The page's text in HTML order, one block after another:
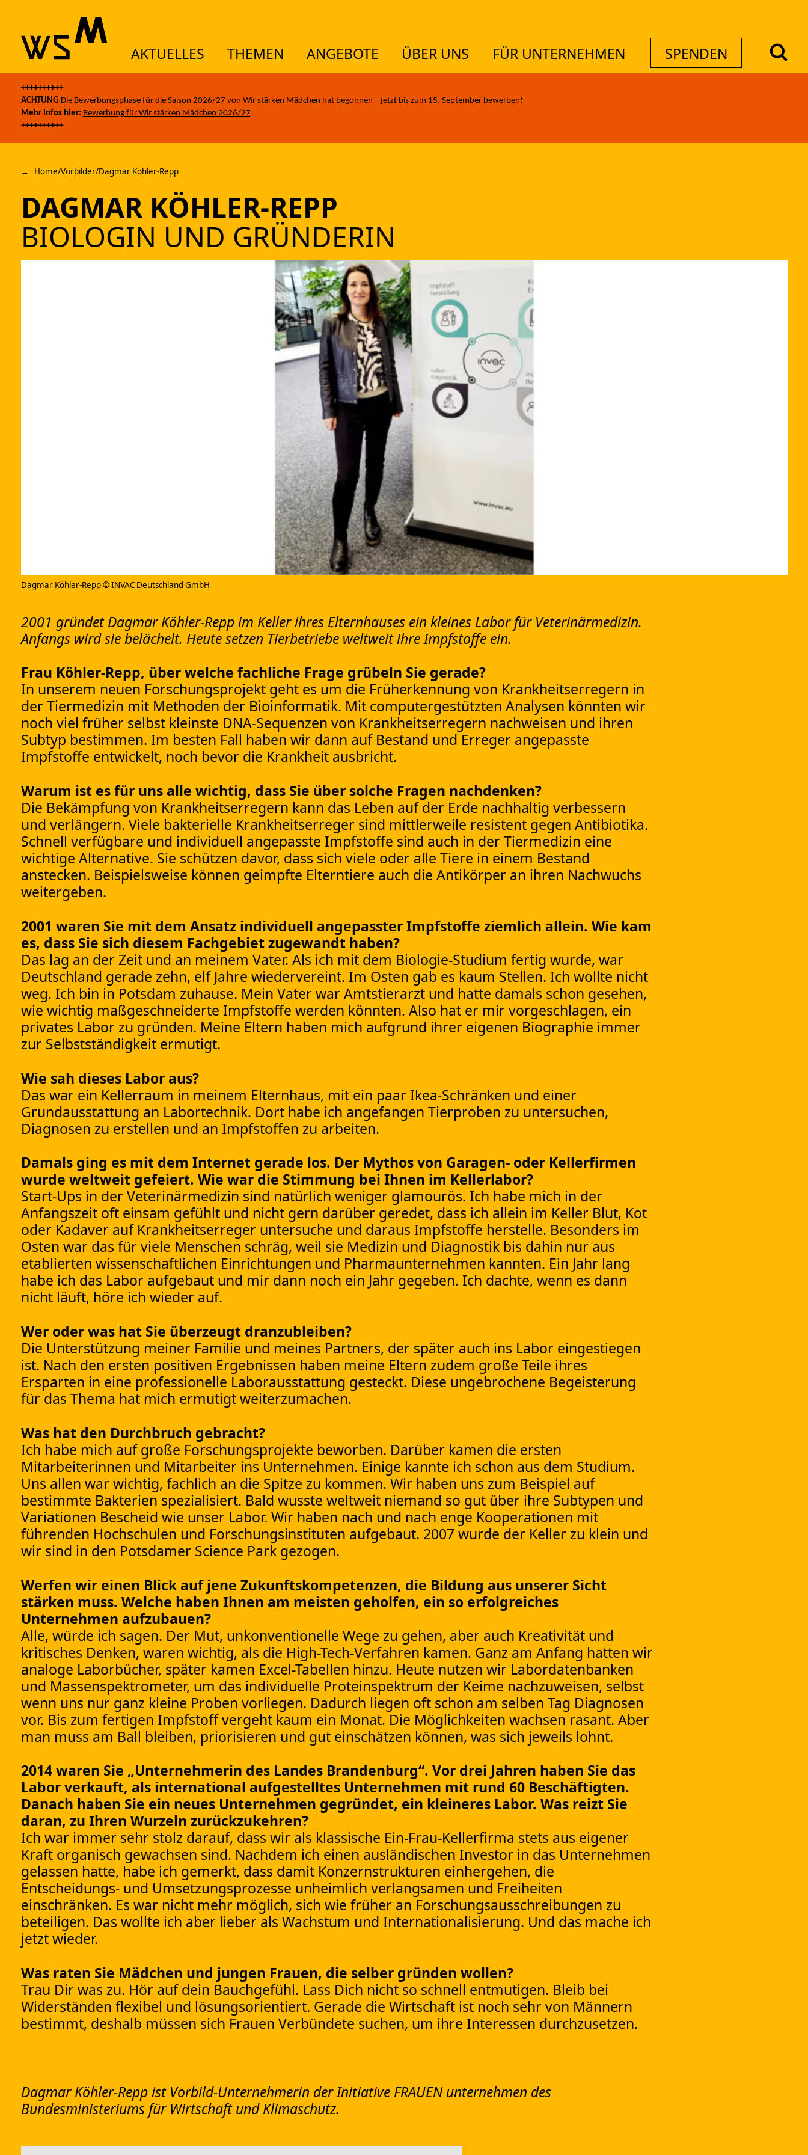
Skip to content
SPENDEN
AKTUELLES THEMEN ANGEBOTE ÜBER UNS FÜR UNTERNEHMEN
++++++++++
ACHTUNG Die Bewerbungsphase für die Saison 2026/27 von Wir stärken Mädchen hat begonnen – jetzt bis zum 15. September bewerben!
Mehr Infos hier: Bewerbung für Wir stärken Mädchen 2026/27
++++++++++
AKTUELLES
ANGEBOTE
ÜBER UNS
FÜR UNTERNEHMEN
A
Home/Vorbilder/Dagmar Köhler-Repp
DAGMAR KÖHLER-REPP
BIOLOGIN UND GRÜNDERIN
Dagmar Köhler-Repp © INVAC Deutschland GmbH
2001 gründet Dagmar Köhler-Repp im Keller ihres Elternhauses ein kleines Labor für Veterinärmedizin.
Anfangs wird sie belächelt. Heute setzen Tierbetriebe weltweit ihre Impfstoffe ein.
Frau Köhler-Repp, über welche fachliche Frage grübeln Sie gerade?
In unserem neuen Forschungsprojekt geht es um die Früherkennung von Krankheitserregern in
der Tiermedizin mit Methoden der Bioinformatik. Mit computergestützten Analysen könnten wir
noch viel früher selbst kleinste DNA-Sequenzen von Krankheitserregern nachweisen und ihren
Subtyp bestimmen. Im besten Fall haben wir dann auf Bestand und Erreger angepasste
Impfstoffe entwickelt, noch bevor die Krankheit ausbricht.
Warum ist es für uns alle wichtig, dass Sie über solche Fragen nachdenken?
Die Bekämpfung von Krankheitserregern kann das Leben auf der Erde nachhaltig verbessern
und verlängern. Viele bakterielle Krankheitserreger sind mittlerweile resistent gegen Antibiotika.
Schnell verfügbare und individuell angepasste Impfstoffe sind auch in der Tiermedizin eine
wichtige Alternative. Sie schützen davor, dass sich viele oder alle Tiere in einem Bestand
anstecken. Beispielsweise können geimpfte Elterntiere auch die Antikörper an ihren Nachwuchs
weitergeben.
2001 waren Sie mit dem Ansatz individuell angepasster Impfstoffe ziemlich allein. Wie kam
es, dass Sie sich diesem Fachgebiet zugewandt haben?
Das lag an der Zeit und an meinem Vater. Als ich mit dem Biologie-Studium fertig wurde, war
Deutschland gerade zehn, elf Jahre wiedervereint. Im Osten gab es kaum Stellen. Ich wollte nicht
weg. Ich bin in Potsdam zuhause. Mein Vater war Amtstierarzt und hatte damals schon gesehen,
wie wichtig maßgeschneiderte Impfstoffe werden könnten. Also hat er mir vorgeschlagen, ein
privates Labor zu gründen. Meine Eltern haben mich aufgrund ihrer eigenen Biographie immer
zur Selbstständigkeit ermutigt.
Wie sah dieses Labor aus?
Das war ein Kellerraum in meinem Elternhaus, mit ein paar Ikea-Schränken und einer
Grundausstattung an Labortechnik. Dort habe ich angefangen Tierproben zu untersuchen,
Diagnosen zu erstellen und an Impfstoffen zu arbeiten.
Damals ging es mit dem Internet gerade los. Der Mythos von Garagen- oder Kellerfirmen
wurde weltweit gefeiert. Wie war die Stimmung bei Ihnen im Kellerlabor?
Start-Ups in der Veterinärmedizin sind natürlich weniger glamourös. Ich habe mich in der
Anfangszeit oft einsam gefühlt und nicht gern darüber geredet, dass ich allein im Keller Blut, Kot
oder Kadaver auf Krankheitserreger untersuche und daraus Impfstoffe herstelle. Besonders im
Osten war das für viele Menschen schräg, weil sie Medizin und Diagnostik bis dahin nur aus
etablierten wissenschaftlichen Einrichtungen und Pharmaunternehmen kannten. Ein Jahr lang
habe ich das Labor aufgebaut und mir dann noch ein Jahr gegeben. Ich dachte, wenn es dann
nicht läuft, höre ich wieder auf.
Wer oder was hat Sie überzeugt dranzubleiben?
Die Unterstützung meiner Familie und meines Partners, der später auch ins Labor eingestiegen
ist. Nach den ersten positiven Ergebnissen haben meine Eltern zudem große Teile ihres
Ersparten in eine professionelle Laborausstattung gesteckt. Diese ungebrochene Begeisterung
für das Thema hat mich ermutigt weiterzumachen.
Was hat den Durchbruch gebracht?
Ich habe mich auf große Forschungsprojekte beworben. Darüber kamen die ersten
Mitarbeiterinnen und Mitarbeiter ins Unternehmen. Einige kannte ich schon aus dem Studium.
Uns allen war wichtig, fachlich an die Spitze zu kommen. Wir haben uns zum Beispiel auf
bestimmte Bakterien spezialisiert. Bald wusste weltweit niemand so gut über ihre Subtypen und
Variationen Bescheid wie unser Labor. Wir haben nach und nach enge Kooperationen mit
führenden Hochschulen und Forschungsinstituten aufgebaut. 2007 wurde der Keller zu klein und
wir sind in den Potsdamer Science Park gezogen.
Werfen wir einen Blick auf jene Zukunftskompetenzen, die Bildung aus unserer Sicht
stärken muss. Welche haben Ihnen am meisten geholfen, ein so erfolgreiches
Unternehmen aufzubauen?
Alle, würde ich sagen. Der Mut, unkonventionelle Wege zu gehen, aber auch Kreativität und
kritisches Denken, waren wichtig, als die High-Tech-Verfahren kamen. Ganz am Anfang hatten wir
analoge Laborbücher, später kamen Excel-Tabellen hinzu. Heute nutzen wir Labordatenbanken
und Massenspektrometer, um das individuelle Proteinspektrum der Keime nachzuweisen, selbst
wenn uns nur ganz kleine Proben vorliegen. Dadurch liegen oft schon am selben Tag Diagnosen
vor. Bis zum fertigen Impfstoff vergeht kaum ein Monat. Die Möglichkeiten wachsen rasant. Aber
man muss am Ball bleiben, priorisieren und gut einschätzen können, was sich jeweils lohnt.
2014 waren Sie „Unternehmerin des Landes Brandenburg“. Vor drei Jahren haben Sie das
Labor verkauft, als international aufgestelltes Unternehmen mit rund 60 Beschäftigten.
Danach haben Sie ein neues Unternehmen gegründet, ein kleineres Labor. Was reizt Sie
daran, zu Ihren Wurzeln zurückzukehren?
Ich war immer sehr stolz darauf, dass wir als klassische Ein-Frau-Kellerfirma stets aus eigener
Kraft organisch gewachsen sind. Nachdem ich einen ausländischen Investor in das Unternehmen
gelassen hatte, habe ich gemerkt, dass damit Konzernstrukturen einhergehen, die
Entscheidungs- und Umsetzungsprozesse unheimlich verlangsamen und Freiheiten
einschränken. Es war nicht mehr möglich, sich wie früher an Forschungsausschreibungen zu
beteiligen. Das wollte ich aber lieber als Wachstum und Internationalisierung. Und das mache ich
jetzt wieder.
Was raten Sie Mädchen und jungen Frauen, die selber gründen wollen?
Trau Dir was zu. Hör auf dein Bauchgefühl. Lass Dich nicht so schnell entmutigen. Bleib bei
Widerständen flexibel und lösungsorientiert. Gerade die Wirtschaft ist noch sehr von Männern
bestimmt, deshalb müssen sich Frauen Verbündete suchen, um ihre Interessen durchzusetzen.
Dagmar Köhler-Repp ist Vorbild-Unternehmerin der Initiative FRAUEN unternehmen des
Bundesministeriums für Wirtschaft und Klimaschutz.